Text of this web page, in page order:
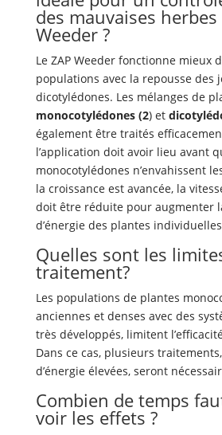
des mauvaises herbes
Weeder ?
Le ZAP Weeder fonctionne mieux
populations avec la repousse des
dicotylédones. Les mélanges de
monocotylédones (2) et
également être traités
l’application doit avoir lieu avant
monocotylédones n’envahissent
la croissance est avancée, la
doit être réduite pour augmenter
d’énergie des plantes
Quelles sont les
traitement?
Les populations de plantes
anciennes et denses avec des
très développés, limitent
Dans ce cas, plusieurs
d’énergie élevées, seront
Combien de temps
voir les effets ?